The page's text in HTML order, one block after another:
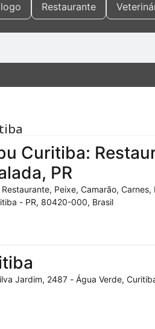
Restaurante
Curitiba:
PR
Peixe, Camarão,
- PR, 80420-000, Brasil
Jardim, 2487 - Água Verde,